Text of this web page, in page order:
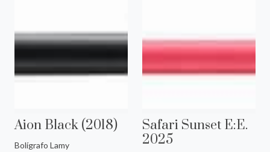
Aion Black (2018)
Bolígrafo Lamy
Safari Sunset E:E.
2025